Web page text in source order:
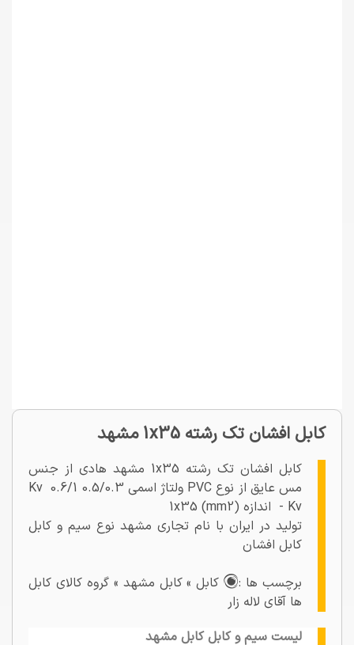
کابل افشان تک رشته 1x35 مشهد
کابل افشان تک رشته 1x35 مشهد هادی از جنس
مس عایق از نوع PVC ولتاژ اسمی 0.5/0.3 Kv 0.6/1
- Kv اندازه 1x35 (mm2)
تولید در ایران با نام تجاری مشهد نوع سیم و کابل
کابل افشان
برچسب ها :
کابل » کابل مشهد » گروه کالای کابل
ها آقای لاله زار
لیست سیم و کابل کابل مشهد